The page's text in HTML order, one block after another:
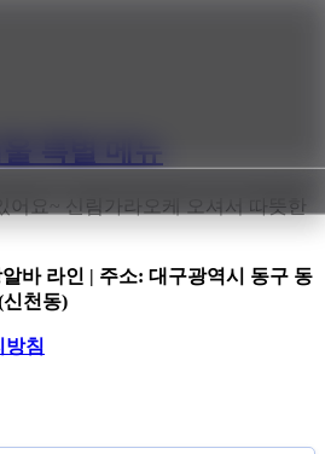
특별 메뉴
어요~ 신림가라오케 오셔서 따뜻한
바 라인 | 주소: 대구광역시 동구 동
신천동)
방침